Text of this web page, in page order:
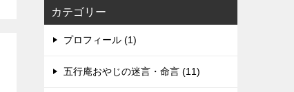
カテゴリー
プロフィール (1)
五行庵おやじの迷言・命言 (11)